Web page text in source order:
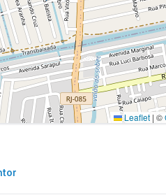
Leaflet | ©